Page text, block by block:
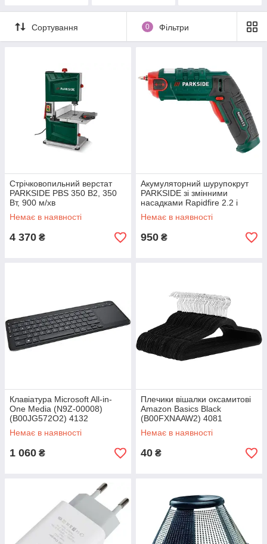
Сортування 0 Фільтри
Стрічковопильний верстат
PARKSIDE PBS 350 B2, 350
Вт, 900 м/хв
Немає в наявності
4 370 ₴
Акумуляторний шурупокрут
PARKSIDE зі змінними
насадками Rapidfire 2.2 і
світлодіодним робочим
ліхтарем
Немає в наявності
950 ₴
Клавіатура Microsoft All-in-
One Media (N9Z-00008)
(B00JG572O2) 4132
Немає в наявності
1 060 ₴
Плечики вішалки оксамитові
Amazon Basics Black
(B00FXNAAW2) 4081
Немає в наявності
40 ₴